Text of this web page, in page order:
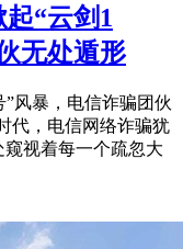
“云剑1
无处遁形
风暴，电信诈骗团伙
代，电信网络诈骗犹
视着每一个疏忽大